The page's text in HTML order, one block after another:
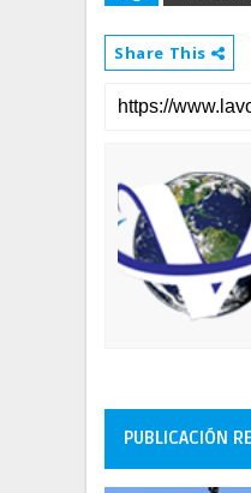
Share This
PUBLICACIÓN